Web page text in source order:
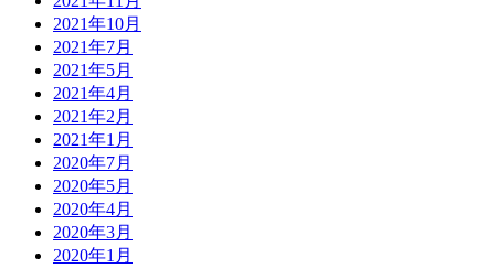
2021年10月
2021年7月
2021年5月
2021年4月
2021年2月
2021年1月
2020年7月
2020年5月
2020年4月
2020年3月
2020年1月